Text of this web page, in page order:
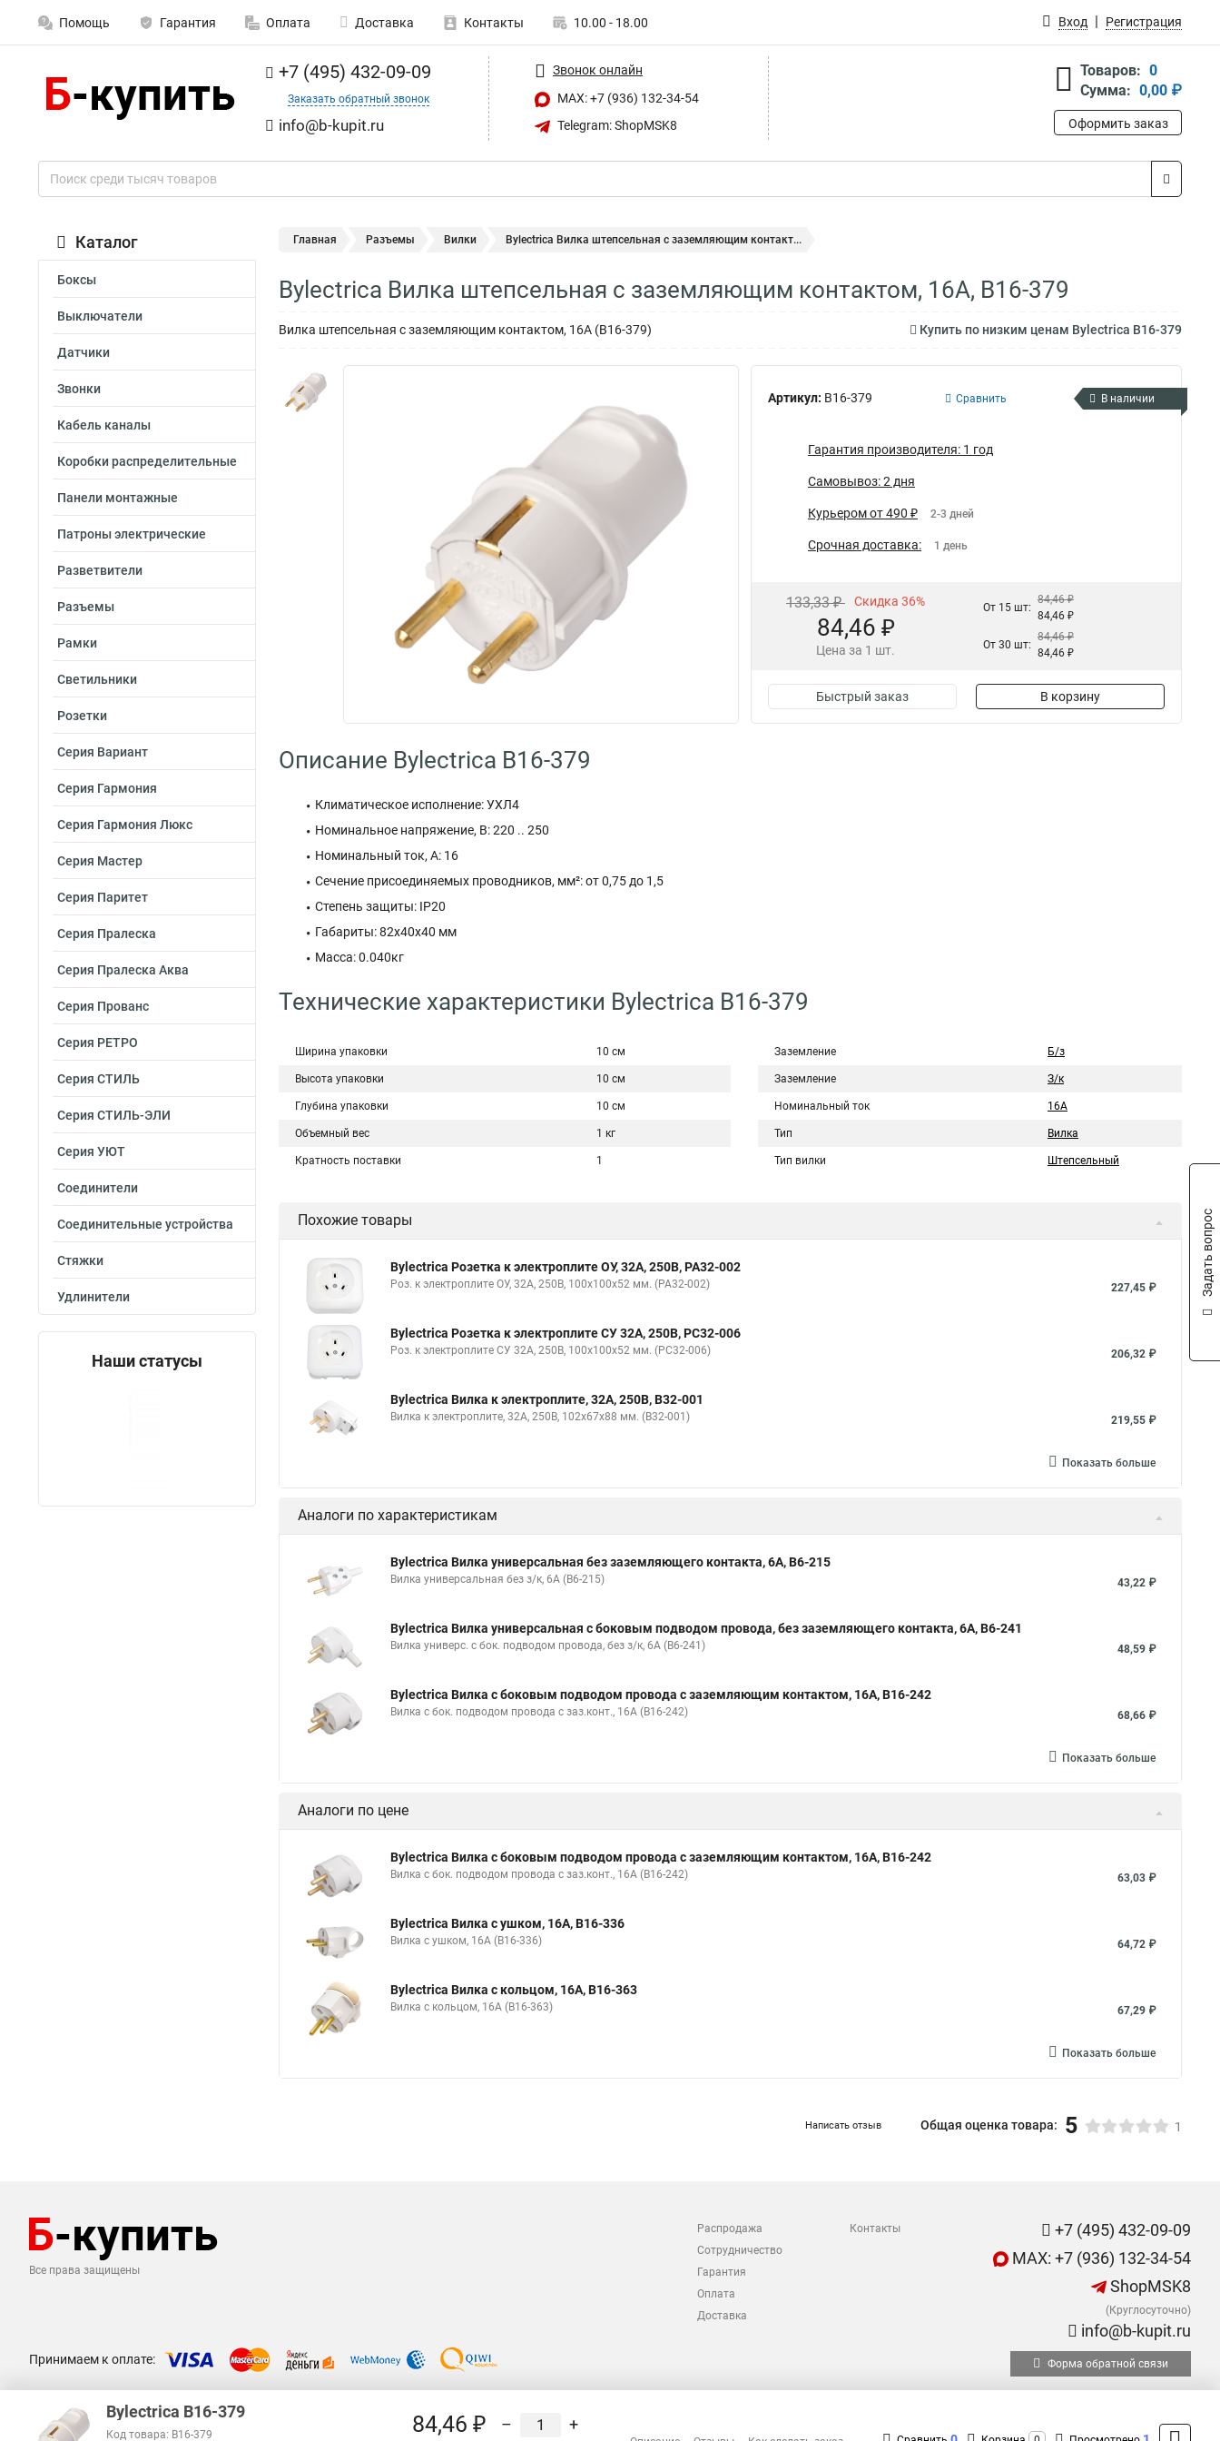
Помощь Гарантия Оплата Доставка Контакты 10.00 - 18.00 Вход Регистрация
+7 (495) 432-09-09
Заказать обратный звонок
info@b-kupit.ru
Звонок онлайн
MAX: +7 (936) 132-34-54
Telegram: ShopMSK8
Товаров: 0
Сумма: 0,00 ₽
Оформить заказ
Каталог
Боксы
Выключатели
Датчики
Звонки
Кабель каналы
Коробки распределительные
Панели монтажные
Патроны электрические
Разветвители
Разъемы
Рамки
Светильники
Розетки
Серия Вариант
Серия Гармония
Серия Гармония Люкс
Серия Мастер
Серия Паритет
Серия Пралеска
Серия Пралеска Аква
Серия Прованс
Серия РЕТРО
Серия СТИЛЬ
Серия СТИЛЬ-ЭЛИ
Серия УЮТ
Соединители
Соединительные устройства
Стяжки
Удлинители
Наши статусы
Главная Разъемы Вилки Bylectrica Вилка штепсельная с заземляющим контакт...
Bylectrica Вилка штепсельная с заземляющим контактом, 16А, В16-379
Вилка штепсельная с заземляющим контактом, 16А (В16-379) Купить по низким ценам Bylectrica В16-379
Артикул: В16-379 Сравнить В наличии
Гарантия производителя: 1 год
Самовывоз: 2 дня
Курьером от 490 ₽ 2-3 дней
Срочная доставка: 1 день
133,33 ₽ Скидка 36%
84,46 ₽
Цена за 1 шт.
От 15 шт:
84,46 ₽
84,46 ₽
От 30 шт:
84,46 ₽
84,46 ₽
Быстрый заказ В корзину
Описание Bylectrica В16-379
Климатическое исполнение: УХЛ4
Номинальное напряжение, В: 220 .. 250
Номинальный ток, А: 16
Сечение присоединяемых проводников, мм²: от 0,75 до 1,5
Степень защиты: IP20
Габариты: 82x40x40 мм
Масса: 0.040кг
Технические характеристики Bylectrica В16-379
Ширина упаковки 10 см
Высота упаковки 10 см
Глубина упаковки 10 см
Объемный вес 1 кг
Кратность поставки 1
Заземление Б/з
Заземление З/к
Номинальный ток 16А
Тип Вилка
Тип вилки Штепсельный
Похожие товары
Bylectrica Розетка к электроплите ОУ, 32А, 250В, РА32-002
Роз. к электроплите ОУ, 32А, 250В, 100х100х52 мм. (РА32-002) 227,45 ₽
Bylectrica Розетка к электроплите СУ 32А, 250В, РС32-006
Роз. к электроплите СУ 32А, 250В, 100х100х52 мм. (РС32-006) 206,32 ₽
Bylectrica Вилка к электроплите, 32А, 250В, В32-001
Вилка к электроплите, 32А, 250В, 102х67х88 мм. (В32-001) 219,55 ₽
Показать больше
Аналоги по характеристикам
Bylectrica Вилка универсальная без заземляющего контакта, 6А, В6-215
Вилка универсальная без з/к, 6А (В6-215) 43,22 ₽
Bylectrica Вилка универсальная с боковым подводом провода, без заземляющего контакта, 6А, В6-241
Вилка универс. с бок. подводом провода, без з/к, 6А (В6-241) 48,59 ₽
Bylectrica Вилка с боковым подводом провода с заземляющим контактом, 16А, В16-242
Вилка с бок. подводом провода с заз.конт., 16А (В16-242) 68,66 ₽
Показать больше
Аналоги по цене
Bylectrica Вилка с боковым подводом провода с заземляющим контактом, 16А, В16-242
Вилка с бок. подводом провода с заз.конт., 16А (В16-242) 63,03 ₽
Bylectrica Вилка с ушком, 16А, В16-336
Вилка с ушком, 16А (В16-336) 64,72 ₽
Bylectrica Вилка с кольцом, 16А, В16-363
Вилка с кольцом, 16А (В16-363) 67,29 ₽
Показать больше
Написать отзыв Общая оценка товара: 5 1
Все права защищены
Распродажа
Сотрудничество
Гарантия
Оплата
Доставка
Контакты
+7 (495) 432-09-09
MAX: +7 (936) 132-34-54
ShopMSK8
(Круглосуточно)
info@b-kupit.ru
Принимаем к оплате: Форма обратной связи
Bylectrica В16-379
Код товара: В16-379 84,46 ₽ – +
Задать вопрос